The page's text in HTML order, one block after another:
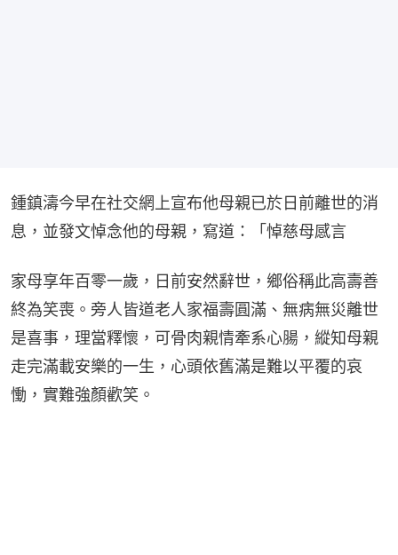
鍾鎮濤今早在社交網上宣布他母親已於日前離世的消
息，並發文悼念他的母親，寫道：「悼慈母感言
家母享年百零一歲，日前安然辭世，鄉俗稱此高壽善
終為笑喪。旁人皆道老人家福壽圓滿、無病無災離世
是喜事，理當釋懷，可骨肉親情牽系心腸，縱知母親
走完滿載安樂的一生，心頭依舊滿是難以平覆的哀
慟，實難強顏歡笑。